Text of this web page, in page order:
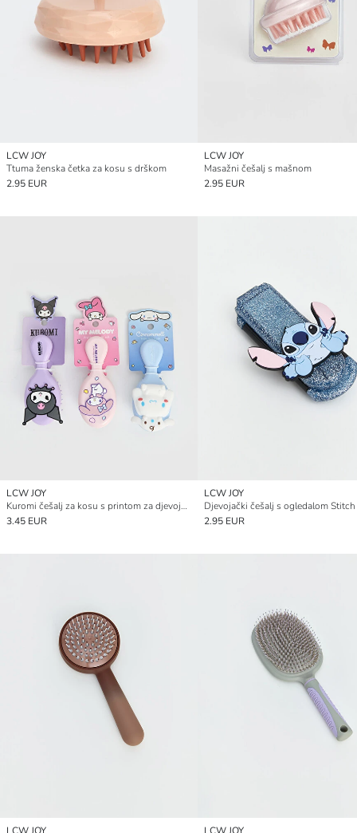
LCW JOY
Ttuma ženska četka za kosu s drškom
2.95 EUR
LCW JOY
Masažni češalj s mašnom
2.95 EUR
LCW JOY
Kuromi češalj za kosu s printom za djevojčice
3.45 EUR
LCW JOY
2.95 EUR
LCW JOY LCW JOY